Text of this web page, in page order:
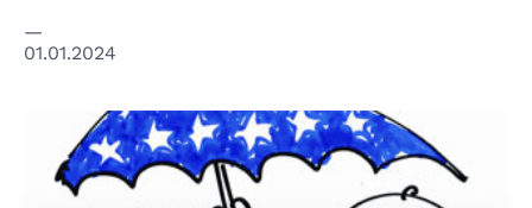
01.01.2024
© EIDHR